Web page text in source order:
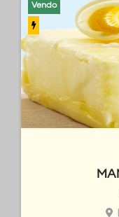
Vendo